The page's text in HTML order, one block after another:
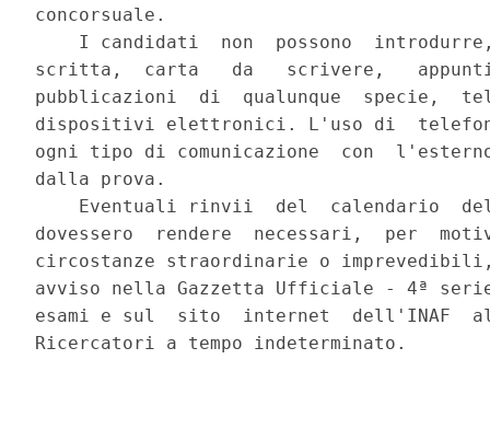
concorsuale.
I candidati  non  possono
scritta,  carta   da   scrivere,
pubblicazioni  di  qualunque  specie,
dispositivi elettronici. L'uso di
ogni tipo di comunicazione  con
dalla prova.
Eventuali rinvii  del  calendario
dovessero  rendere  necessari,  per
circostanze straordinarie o
avviso nella Gazzetta Ufficiale - 4ª
esami e sul  sito  internet  dell'INAF
Ricercatori a tempo indeterminato.